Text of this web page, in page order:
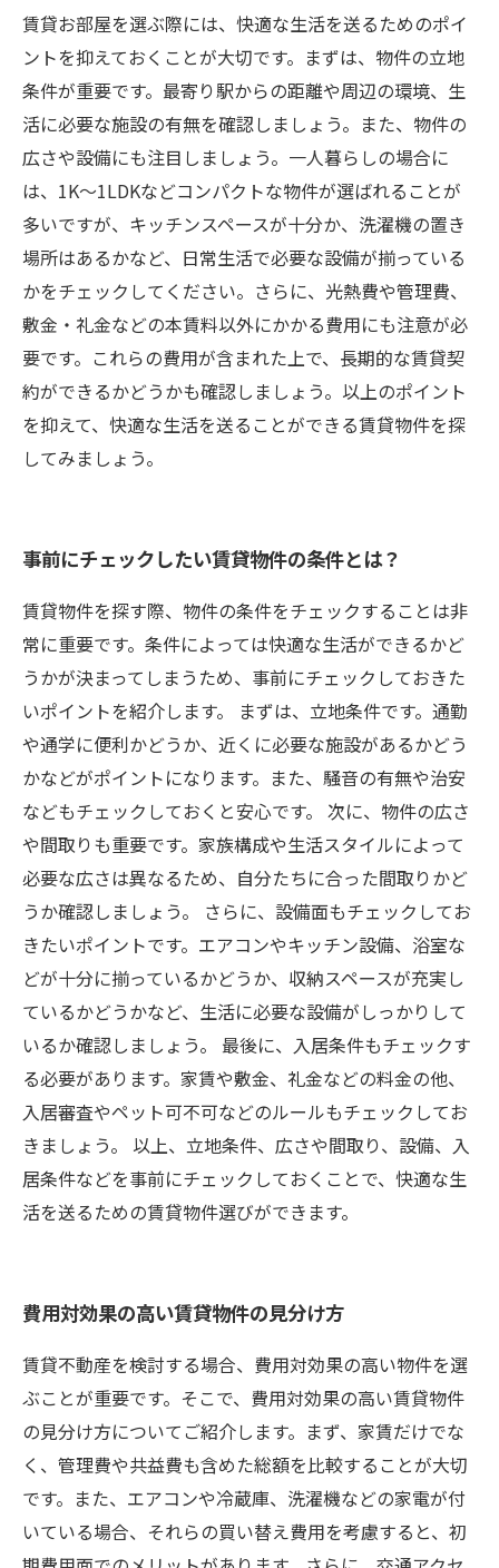
賃貸お部屋を選ぶ際には、快適な生活を送るためのポイ
ントを抑えておくことが大切です。まずは、物件の立地
条件が重要です。最寄り駅からの距離や周辺の環境、生
活に必要な施設の有無を確認しましょう。また、物件の
広さや設備にも注目しましょう。一人暮らしの場合に
は、1K～1LDKなどコンパクトな物件が選ばれることが
多いですが、キッチンスペースが十分か、洗濯機の置き
場所はあるかなど、日常生活で必要な設備が揃っている
かをチェックしてください。さらに、光熱費や管理費、
敷金・礼金などの本賃料以外にかかる費用にも注意が必
要です。これらの費用が含まれた上で、長期的な賃貸契
約ができるかどうかも確認しましょう。以上のポイント
を抑えて、快適な生活を送ることができる賃貸物件を探
してみましょう。
事前にチェックしたい賃貸物件の条件とは？
賃貸物件を探す際、物件の条件をチェックすることは非
常に重要です。条件によっては快適な生活ができるかど
うかが決まってしまうため、事前にチェックしておきた
いポイントを紹介します。 まずは、立地条件です。通勤
や通学に便利かどうか、近くに必要な施設があるかどう
かなどがポイントになります。また、騒音の有無や治安
などもチェックしておくと安心です。 次に、物件の広さ
や間取りも重要です。家族構成や生活スタイルによって
必要な広さは異なるため、自分たちに合った間取りかど
うか確認しましょう。 さらに、設備面もチェックしてお
きたいポイントです。エアコンやキッチン設備、浴室な
どが十分に揃っているかどうか、収納スペースが充実し
ているかどうかなど、生活に必要な設備がしっかりして
いるか確認しましょう。 最後に、入居条件もチェックす
る必要があります。家賃や敷金、礼金などの料金の他、
入居審査やペット可不可などのルールもチェックしてお
きましょう。 以上、立地条件、広さや間取り、設備、入
居条件などを事前にチェックしておくことで、快適な生
活を送るための賃貸物件選びができます。
費用対効果の高い賃貸物件の見分け方
賃貸不動産を検討する場合、費用対効果の高い物件を選
ぶことが重要です。そこで、費用対効果の高い賃貸物件
の見分け方についてご紹介します。まず、家賃だけでな
く、管理費や共益費も含めた総額を比較することが大切
です。また、エアコンや冷蔵庫、洗濯機などの家電が付
いている場合、それらの買い替え費用を考慮すると、初